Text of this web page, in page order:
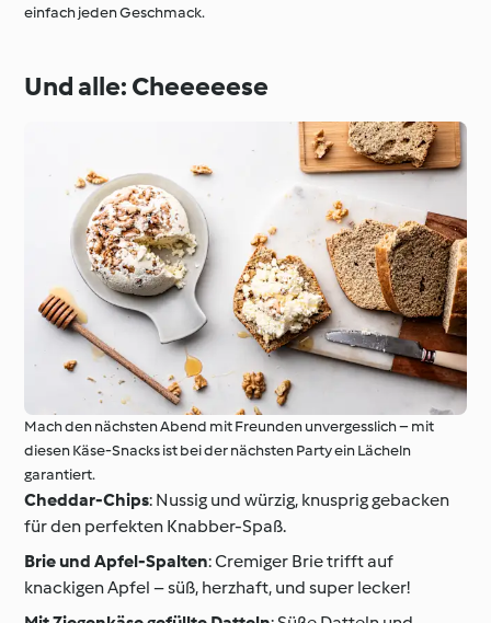
einfach jeden Geschmack.
Und alle: Cheeeeese
Mach den nächsten Abend mit Freunden unvergesslich – mit
diesen Käse-Snacks ist bei der nächsten Party ein Lächeln
garantiert.
Cheddar-Chips: Nussig und würzig, knusprig gebacken
für den perfekten Knabber-Spaß.
Brie und Apfel-Spalten: Cremiger Brie trifft auf
knackigen Apfel – süß, herzhaft, und super lecker!